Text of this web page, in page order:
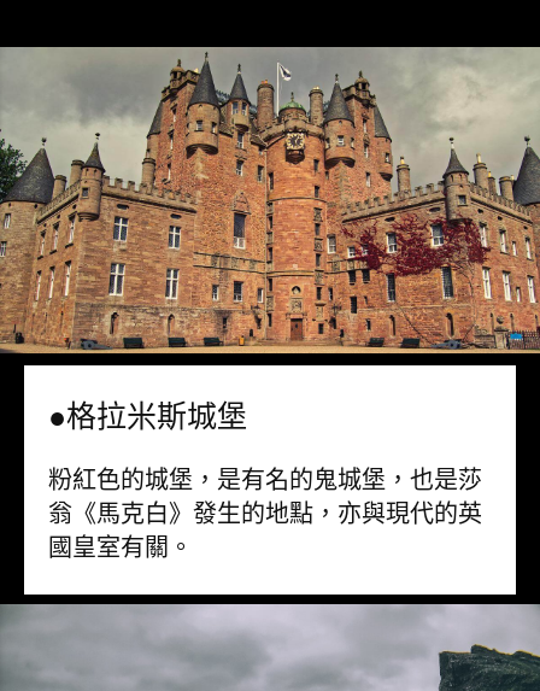
●格拉米斯城堡
粉紅色的城堡，是有名的鬼城堡，也是莎
翁《馬克白》發生的地點，亦與現代的英
國皇室有關。